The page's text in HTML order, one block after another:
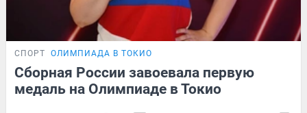
СПОРТ ОЛИМПИАДА В ТОКИО
Сборная России завоевала первую
медаль на Олимпиаде в Токио